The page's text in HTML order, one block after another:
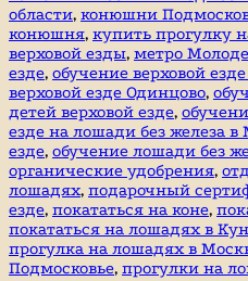
области, конюшни
конюшня, купить прогулку
верховой езды, метро
езде, обучение верховой
верховой езде Одинцово,
детей верховой езде,
езде на лошади без железа в
езде, обучение лошади без
органические удобрения,
лошадях, подарочный
езде, покататься на коне,
покататься на лошадях в
прогулка на лошадях в
Подмосковье, прогулки на